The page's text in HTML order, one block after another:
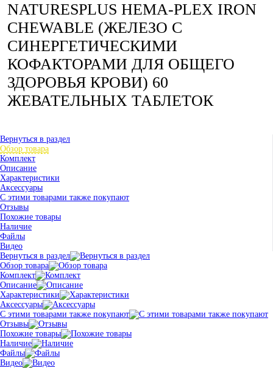
NATURESPLUS HEMA-PLEX IRON
CHEWABLE (ЖЕЛЕЗО С
СИНЕРГЕТИЧЕСКИМИ
КОФАКТОРАМИ ДЛЯ ОБЩЕГО
ЗДОРОВЬЯ КРОВИ) 60
ЖЕВАТЕЛЬНЫХ ТАБЛЕТОК
Вернуться в раздел
Обзор товара
Комплект
Описание
Характеристики
Аксессуары
С этими товарами также покупают
Отзывы
Похожие товары
Наличие
Файлы
Видео
Вернуться в раздел
Обзор товара
Комплект
Описание
Характеристики
Аксессуары
С этими товарами также покупают
Отзывы
Похожие товары
Наличие
Файлы
Видео